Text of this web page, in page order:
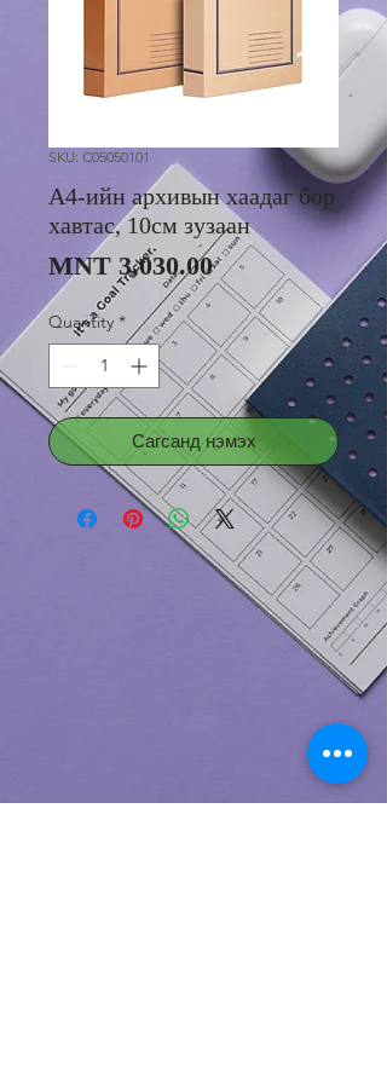
SKU: C05050101
А4-ийн архивын хаадаг бор
хавтас, 10см зузаан
MNT 3,030.00Price
Quantity *
Сагсанд нэмэх